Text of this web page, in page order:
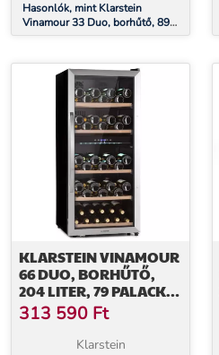
Hasonlók, mint Klarstein
Vinamour 33 Duo, borhűtő, 89
liter, 33 palack, 2 zóna, 5-18 °C,
KLARSTEIN VINAMOUR
66 DUO, BORHŰTŐ,
204 LITER, 79 PALACK, 5
-18 °C, 2 ZÓNA,
ÉRINTÉSVEZÉRLÉS
313 590 Ft
Klarstein